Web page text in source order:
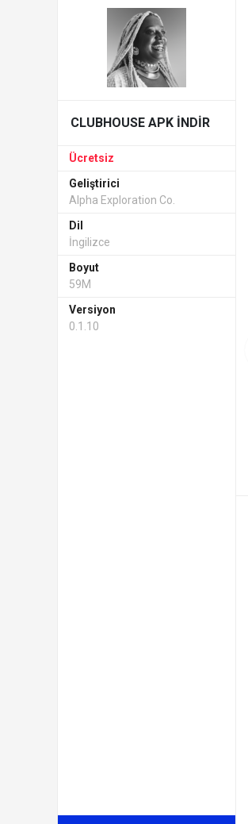
CLUBHOUSE APK INDIR
Ücretsiz
Geliştirici
Alpha Exploration Co.
Dil
İngilizce
Boyut
59M
Versiyon
0.1.10